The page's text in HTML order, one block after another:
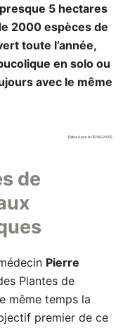
5 hectares
2000 espèces de
toute l’année,
en solo ou
avec le même
[Mise à jour le 05/06/2020]
de
Pierre
Plantes de
même temps la
premier de ce